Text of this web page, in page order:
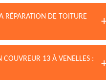
RÉPARATION DE TOITURE
13 À VENELLES :